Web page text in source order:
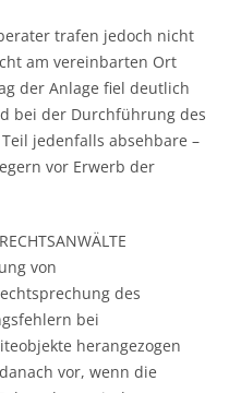
trafen jedoch nicht
am vereinbarten Ort
der Anlage fiel deutlich
bei der Durchführung des
jedenfalls absehbare –
vor Erwerb der
von
des
bei
herangezogen
vor, wenn die